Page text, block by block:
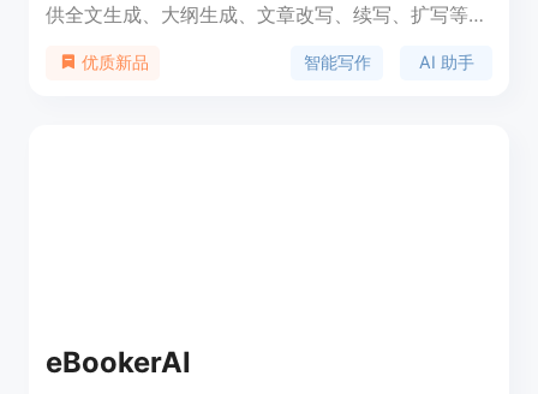
供全文生成、大纲生成、文章改写、续写、扩写等多
本，大幅提升写作效率。光速写作支持跨平台云存
优质新品 智能写作 AI 助手
eBookerAI